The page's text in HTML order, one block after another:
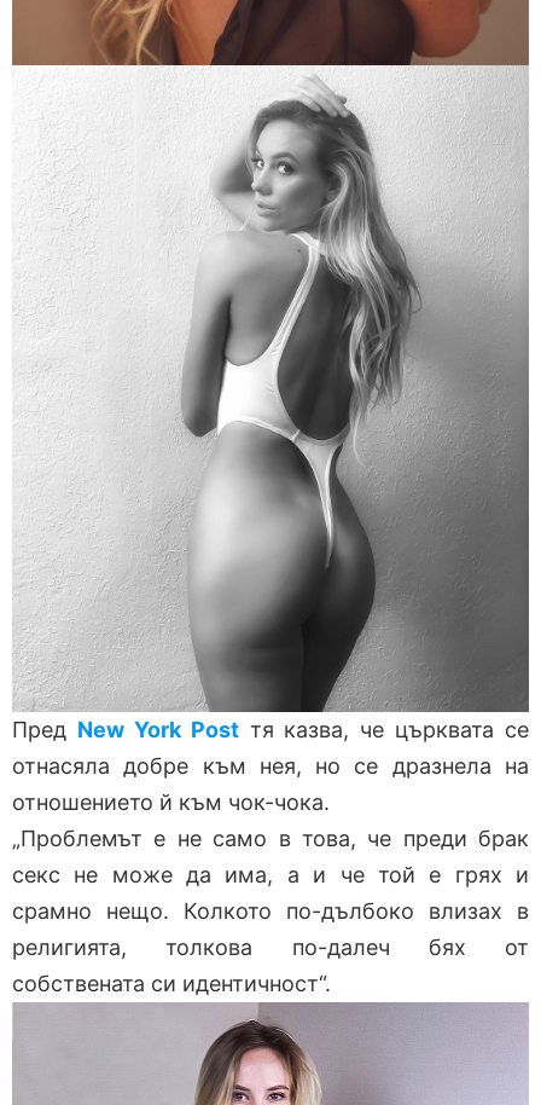
Пред New York Postтя казва, че църквата се
отнасяла добре към нея, но се дразнела на
отношението й към чок-чока.
„Проблемът е не само в това, че преди брак
секс не може да има, а и че той е грях и
срамно нещо. Колкото по-дълбоко влизах в
религията, толкова по-далеч бях от
собствената си идентичност“.